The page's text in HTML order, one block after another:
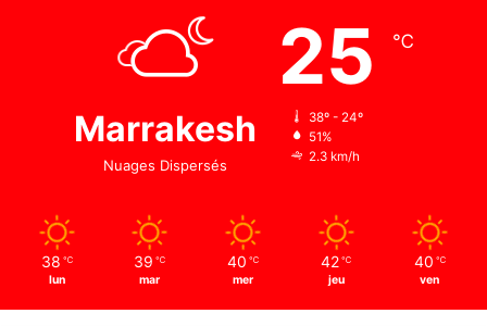
Marrakesh
Nuages Dispersés
25 ℃
38º - 24º
51%
2.3 km/h
38 ℃
lun
39 ℃
mar
40 ℃
mer
42 ℃
jeu
40 ℃
ven